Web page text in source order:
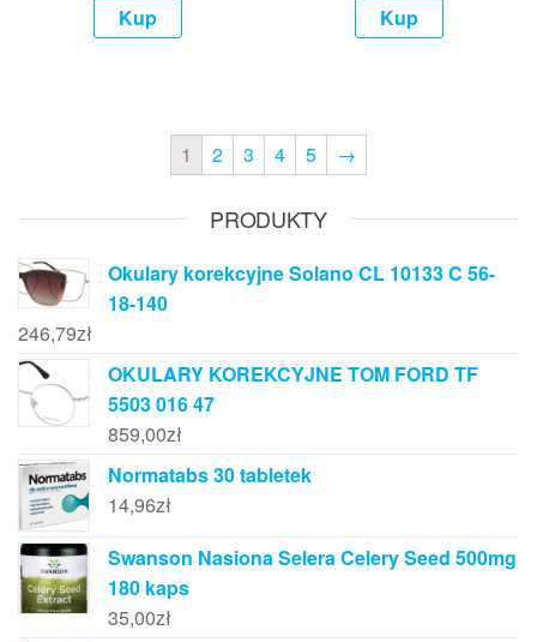
Kup Kup
1 2 3 4 5 →
PRODUKTY
Okulary korekcyjne Solano CL 10133 C 56-
18-140
246,79zł
OKULARY KOREKCYJNE TOM FORD TF
5503 016 47
859,00zł
Normatabs 30 tabletek
14,96zł
Swanson Nasiona Selera Celery Seed 500mg
180 kaps
35,00zł